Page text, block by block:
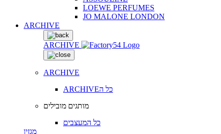
LOEWE PERFUMES
JO MALONE LONDON
ARCHIVE
ARCHIVE
ARCHIVE
ARCHIVEכל ה
מותגים מובילים
כל המעצבים
מגזין